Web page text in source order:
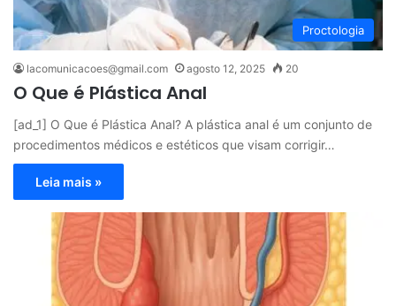
Proctologia
lacomunicacoes@gmail.com agosto 12, 2025 20
O Que é Plástica Anal
[ad_1] O Que é Plástica Anal? A plástica anal é um conjunto de
procedimentos médicos e estéticos que visam corrigir…
Leia mais »